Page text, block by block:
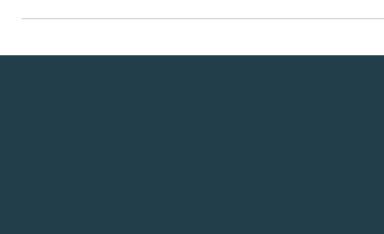
#Kundenrechnungen ..